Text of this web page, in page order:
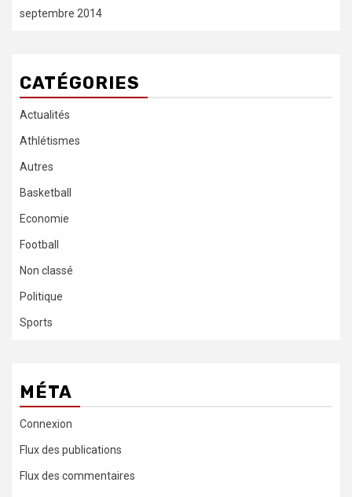
septembre 2014
CATÉGORIES
Actualités
Athlétismes
Autres
Basketball
Economie
Football
Non classé
Politique
Sports
MÉTA
Connexion
Flux des publications
Flux des commentaires